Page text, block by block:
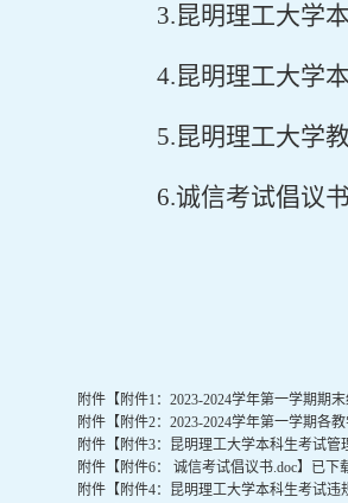
3.昆明理工大学
4.昆明理工大学
5.昆明理工大学
6.诚信考试倡议书
附件【 附件1：2023-2024学年第一学期期
附件【 附件2：2023-2024学年第一学期各
附件【 附件3：昆明理工大学本科生考试管
附件【 附件6： 诚信考试倡议书.doc】已下
附件【 附件4：昆明理工大学本科生考试违